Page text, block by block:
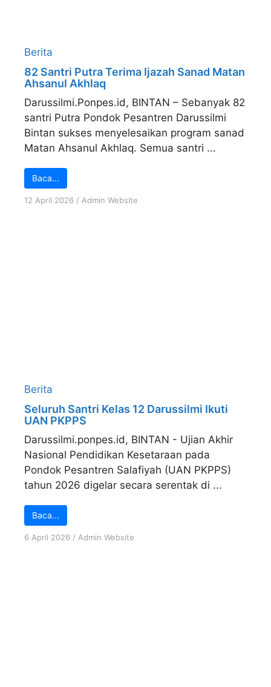
Berita
82 Santri Putra Terima Ijazah Sanad Matan
Ahsanul Akhlaq
Darussilmi.Ponpes.id, BINTAN – Sebanyak 82
santri Putra Pondok Pesantren Darussilmi
Bintan sukses menyelesaikan program sanad
Matan Ahsanul Akhlaq. Semua santri ...
Baca...
12 April 2026 / Admin Website
Berita
Seluruh Santri Kelas 12 Darussilmi Ikuti
UAN PKPPS
Darussilmi.ponpes.id, BINTAN - Ujian Akhir
Nasional Pendidikan Kesetaraan pada
Pondok Pesantren Salafiyah (UAN PKPPS)
tahun 2026 digelar secara serentak di ...
Baca...
6 April 2026 / Admin Website